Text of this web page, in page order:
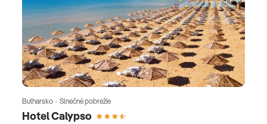
Hotel Calypso
Bulharsko · Slnečné pobrežie